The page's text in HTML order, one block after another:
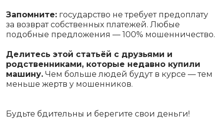
Запомните: государство не требует предоплату
за возврат собственных платежей. Любые
подобные предложения — 100% мошенничество.
Делитесь этой статьёй с друзьями и
родственниками, которые недавно купили
машину. Чем больше людей будут в курсе — тем
меньше жертв у мошенников.
Будьте бдительны и берегите свои деньги!